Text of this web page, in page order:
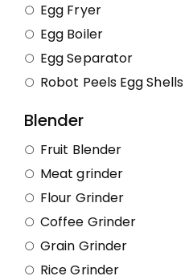
Egg Fryer
Egg Boiler
Egg Separator
Robot Peels Egg Shells
Blender
Fruit Blender
Meat grinder
Flour Grinder
Coffee Grinder
Grain Grinder
Rice Grinder